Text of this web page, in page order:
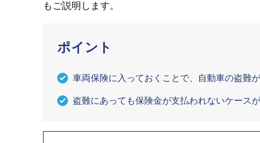
もご説明します。
ポイント
車両保険に入っておくことで、自動車の盗難が
盗難にあっても保険金が支払われないケースが